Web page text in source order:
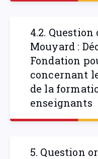
4.2. Question
Mouyard :
Fondation
concernant
de la
enseignants
5. Question